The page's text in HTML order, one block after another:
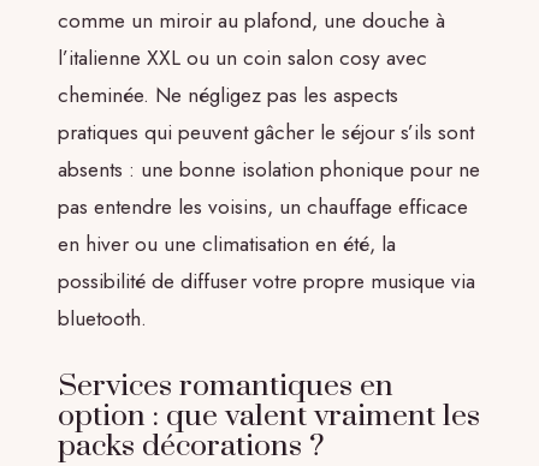
comme un miroir au plafond, une douche à
l’italienne XXL ou un coin salon cosy avec
cheminée. Ne négligez pas les aspects
pratiques qui peuvent gâcher le séjour s’ils sont
absents : une bonne isolation phonique pour ne
pas entendre les voisins, un chauffage efficace
en hiver ou une climatisation en été, la
possibilité de diffuser votre propre musique via
bluetooth.
Services romantiques en
option : que valent vraiment les
packs décorations ?